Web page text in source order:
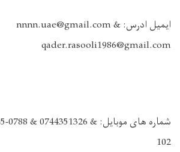
ایمیل ادرس : nnnn.uae@gmail.com &
qader.rasooli1986@gmail.com
102